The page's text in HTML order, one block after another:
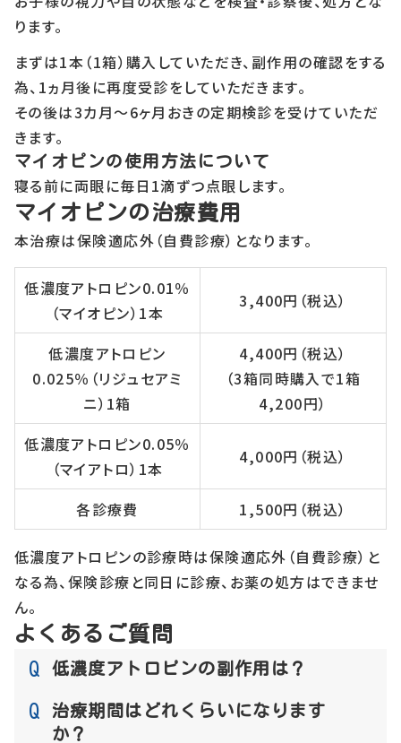
ります。
まずは1本（1箱）購入していただき、副作用の確認をする
為、1ヵ月後に再度受診をしていただきます。
その後は3カ月～6ヶ月おきの定期検診を受けていただ
きます。
マイオピンの使用方法について
寝る前に両眼に毎日1滴ずつ点眼します。
マイオピンの治療費用
本治療は保険適応外（自費診療）となります。
低濃度アトロピン0.01％
（マイオピン）1本
3,400円（税込）
低濃度アトロピン
0.025％（リジュセアミ
ニ）1箱
4,400円（税込）
（3箱同時購入で1箱
4,200円）
低濃度アトロピン0.05％
（マイアトロ）1本
4,000円（税込）
各診療費 1,500円（税込）
低濃度アトロピンの診療時は保険適応外（自費診療）と
なる為、保険診療と同日に診療、お薬の処方はできませ
ん。
よくあるご質問
Q
低濃度アトロピンの副作用は？
Q
治療期間はどれくらいになります
か？